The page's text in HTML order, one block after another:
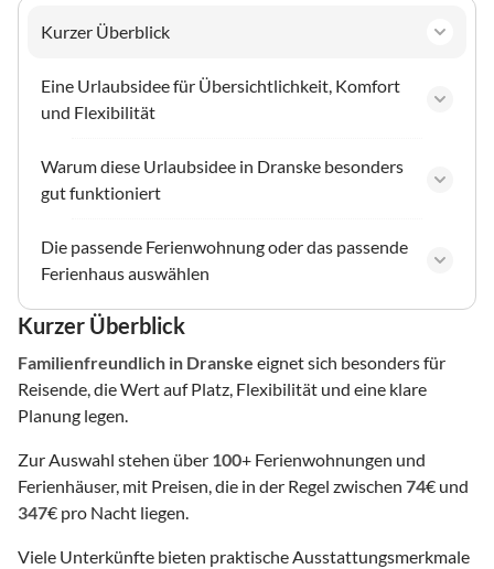
Kurzer Überblick
Eine Urlaubsidee für Übersichtlichkeit, Komfort
und Flexibilität
Warum diese Urlaubsidee in Dranske besonders
gut funktioniert
Die passende Ferienwohnung oder das passende
Ferienhaus auswählen
Kurzer Überblick
Familienfreundlich in Dranske eignet sich besonders für
Reisende, die Wert auf Platz, Flexibilität und eine klare
Planung legen.
Zur Auswahl stehen über 100+ Ferienwohnungen und
Ferienhäuser, mit Preisen, die in der Regel zwischen 74€ und
347€ pro Nacht liegen.
Viele Unterkünfte bieten praktische Ausstattungsmerkmale